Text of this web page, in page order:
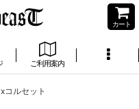
カート
ご利用案内
コルセット